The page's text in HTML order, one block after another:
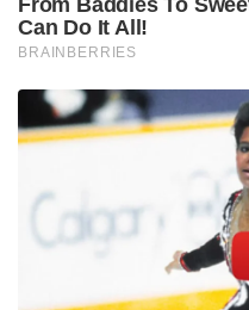
Can Do It All!
BRAINBERRIES